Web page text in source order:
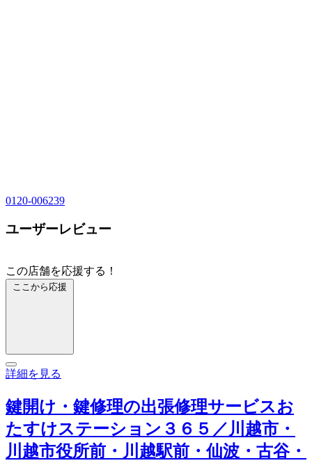
0120-006239
ユーザーレビュー
この店舗を応援する！
ここから応援
詳細を見る
鍵開け・鍵修理の出張修理サービスお
たすけステーション３６５／川越市・
川越市役所前・川越駅前・仙波・古谷・